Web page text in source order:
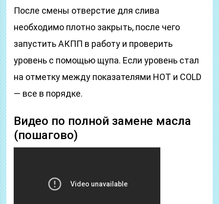
После смены отверстие для слива
необходимо плотно закрыть, после чего
запустить АКПП в работу и проверить
уровень с помощью щупа. Если уровень стал
на отметку между показателями HOT и COLD
— все в порядке.
Видео по полной замене масла
(пошагово)